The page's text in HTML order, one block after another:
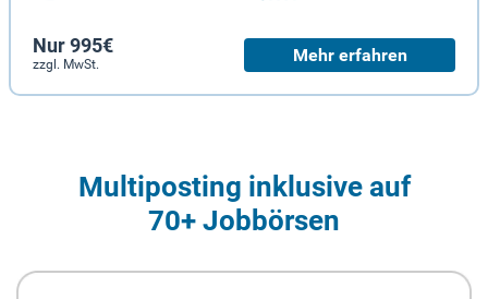
Nur 995€
zzgl. MwSt. Mehr erfahren
Multiposting inklusive auf
70+ Jobbörsen